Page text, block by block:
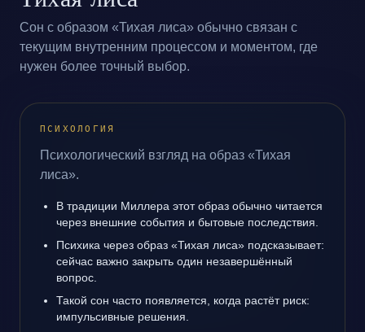
Сон с образом «Тихая лиса» обычно связан с
текущим внутренним процессом и моментом, где
нужен более точный выбор.
ПСИХОЛОГИЯ
Психологический взгляд на образ «Тихая
лиса».
В традиции Миллера этот образ обычно читается
через внешние события и бытовые последствия.
Психика через образ «Тихая лиса» подсказывает:
сейчас важно закрыть один незавершённый
вопрос.
Такой сон часто появляется, когда растёт риск:
импульсивные решения.